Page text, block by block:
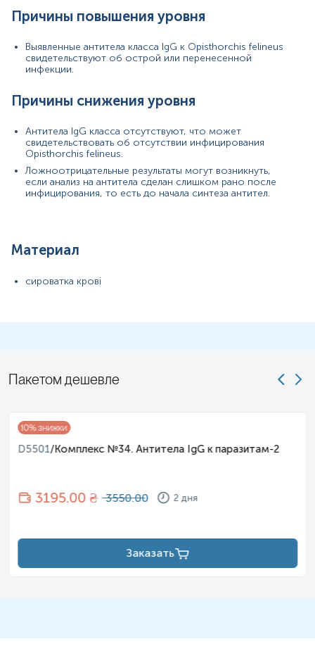
Ольга Г
Ескулаб – це місце, де вам допоможуть з усіма
вашими занепокоєннями. Працівники завжди на
зв'язку, щоб пояснити кожен крок здачі аналізів.
Була приємно вражена, сучасним дизайном
Причины повышения уровня
Выявленные антитела класса IgG к Opisthorchis felineus
свидетельствуют об острой или перенесенной
инфекции.
Причины снижения уровня
Антитела IgG класса отсутствуют, что может
свидетельствовать об отсутствии инфицирования
Opisthorchis felineus.
Ложноотрицательные результаты могут возникнуть,
если анализ на антитела сделан слишком рано после
инфицирования, то есть до начала синтеза антител.
Материал
сироватка крові
Пакетом дешевле
10% знижки
D5501/Комплекс №34. Антитела IgG к паразитам-2
3195.00 ₴ 3550.00 2 дня
Заказать